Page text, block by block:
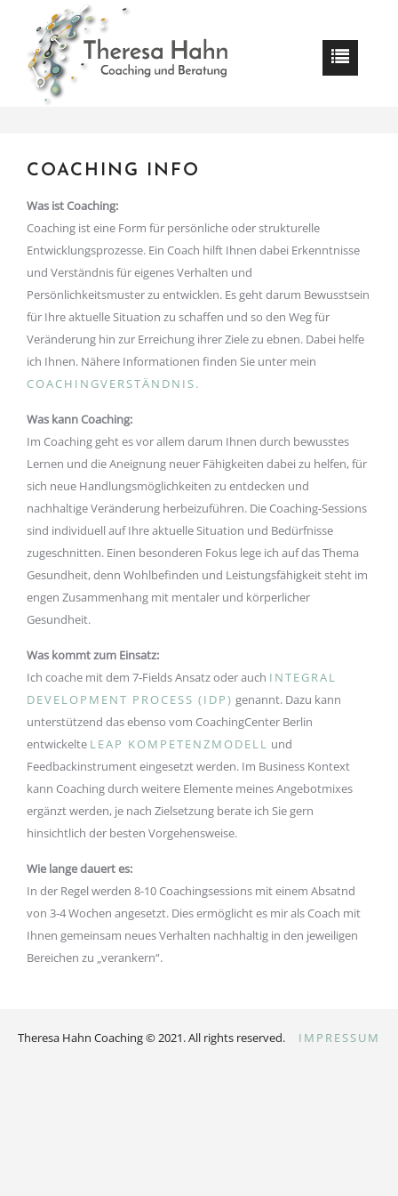
COACHING INFO
Was ist Coaching:
Coaching ist eine Form für persönliche oder strukturelle
Entwicklungsprozesse. Ein Coach hilft Ihnen dabei Erkenntnisse
und Verständnis für eigenes Verhalten und
Persönlichkeitsmuster zu entwicklen. Es geht darum Bewusstsein
für Ihre aktuelle Situation zu schaffen und so den Weg für
Veränderung hin zur Erreichung ihrer Ziele zu ebnen. Dabei helfe
ich Ihnen. Nähere Informationen finden Sie unter mein
COACHINGVERSTÄNDNIS.
Was kann Coaching:
Im Coaching geht es vor allem darum Ihnen durch bewusstes
Lernen und die Aneignung neuer Fähigkeiten dabei zu helfen, für
sich neue Handlungsmöglichkeiten zu entdecken und
nachhaltige Veränderung herbeizuführen. Die Coaching-Sessions
sind individuell auf Ihre aktuelle Situation und Bedürfnisse
zugeschnitten. Einen besonderen Fokus lege ich auf das Thema
Gesundheit, denn Wohlbefinden und Leistungsfähigkeit steht im
engen Zusammenhang mit mentaler und körperlicher
Gesundheit.
Was kommt zum Einsatz:
Ich coache mit dem 7-Fields Ansatz oder auch INTEGRAL
DEVELOPMENT PROCESS (IDP) genannt. Dazu kann
unterstützend das ebenso vom CoachingCenter Berlin
entwickelte LEAP KOMPETENZMODELL und
Feedbackinstrument eingesetzt werden. Im Business Kontext
kann Coaching durch weitere Elemente meines Angebotmixes
ergänzt werden, je nach Zielsetzung berate ich Sie gern
hinsichtlich der besten Vorgehensweise.
Wie lange dauert es:
In der Regel werden 8-10 Coachingsessions mit einem Absatnd
von 3-4 Wochen angesetzt. Dies ermöglicht es mir als Coach mit
Ihnen gemeinsam neues Verhalten nachhaltig in den jeweiligen
Bereichen zu „verankern“.
Theresa Hahn Coaching © 2021. All rights reserved. IMPRESSUM